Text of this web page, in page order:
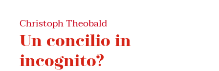
Christoph Theobald
Un concilio in
incognito?